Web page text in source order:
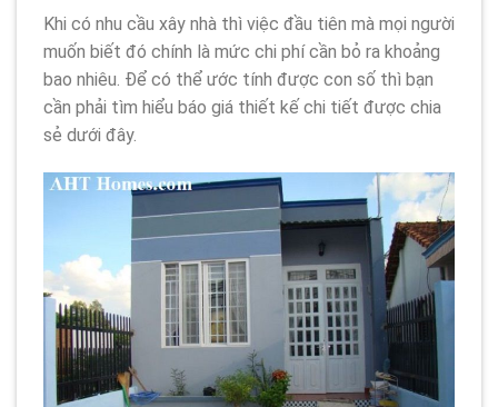
Khi có nhu cầu xây nhà thì việc đầu tiên mà mọi người
muốn biết đó chính là mức chi phí cần bỏ ra khoảng
bao nhiêu. Để có thể ước tính được con số thì bạn
cần phải tìm hiểu báo giá thiết kế chi tiết được chia
sẻ dưới đây.